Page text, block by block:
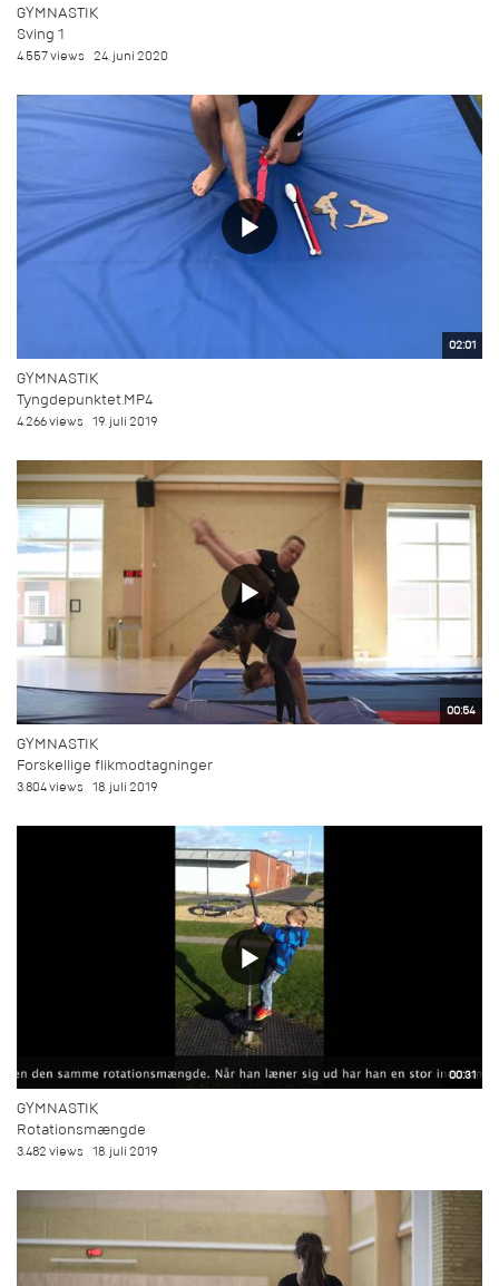
GYMNASTIK
Sving 1
4.557 views 24. juni 2020
02:01
GYMNASTIK
Tyngdepunktet.MP4
4.266 views 19. juli 2019
00:54
GYMNASTIK
Forskellige flikmodtagninger
3.804 views 18. juli 2019
00:31
GYMNASTIK
Rotationsmængde
3.482 views 18. juli 2019